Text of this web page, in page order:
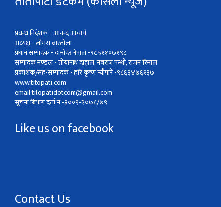
प्रवन्ध निर्देशक - आनन्द आचार्य
अध्यक्ष - लोमस बास्तोला
प्रधान सम्पादक - दामोदर नेपाल -९८५११०७१९८
सम्पादक मण्डल - तोयानाथ दाहाल, नबराज पन्थी, राजन रिमाल
प्रकाशक/सह-सम्पादक - हरि कृष्ण न्यौपाने -९८६३४७६१३७
www.titopati.com
email:titopatidotcom@gmail.com
सूचना बिभाग दर्ता नं -३००९-२०७८/७९
Like us on facebook
Contact Us